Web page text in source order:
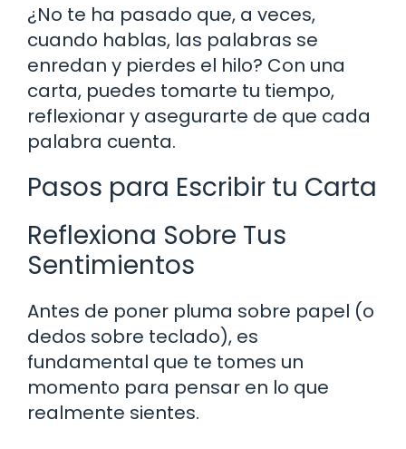
¿No te ha pasado que, a veces,
cuando hablas, las palabras se
enredan y pierdes el hilo? Con una
carta, puedes tomarte tu tiempo,
reflexionar y asegurarte de que cada
palabra cuenta.
Pasos para Escribir tu Carta
Reflexiona Sobre Tus
Sentimientos
Antes de poner pluma sobre papel (o
dedos sobre teclado), es
fundamental que te tomes un
momento para pensar en lo que
realmente sientes.